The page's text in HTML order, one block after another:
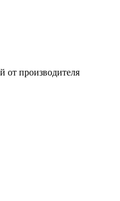
от производителя